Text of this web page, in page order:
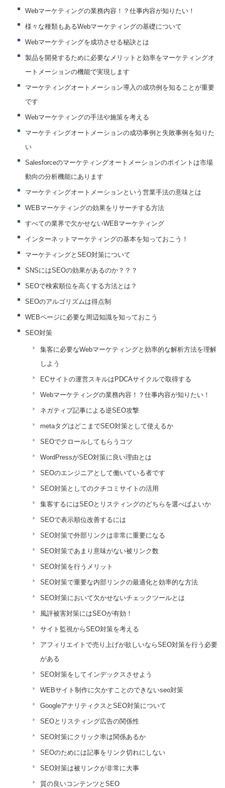
Webマーケティングの業務内容！？仕事内容が知りたい！
様々な種類もあるWebマーケティングの基礎について
Webマーケティングを成功させる秘訣とは
製品を開発するために必要なメリットと効率をマーケティングオ
ートメーションの機能で実現します
マーケティングオートメーション導入の成功例を知ることが重要
です
Webマーケティングの手法や施策を考える
マーケティングオートメーションの成功事例と失敗事例を知りた
い
Salesforceのマーケティングオートメーションのポイントは市場
動向の分析機能にあります
マーケティングオートメーションという営業手法の意味とは
WEBマーケティングの効果をリサーチする方法
すべての業界で欠かせないWEBマーケティング
インターネットマーケティングの基本を知っておこう！
マーケティングとSEO対策について
SNSにはSEOの効果があるのか？？？
SEOで検索順位を高くする方法とは？
SEOのアルゴリズムは得点制
WEBページに必要な周辺知識を知っておこう
SEO対策
集客に必要なWebマーケティングと効率的な解析方法を理解
しよう
ECサイトの運営スキルはPDCAサイクルで取得する
Webマーケティングの業務内容！？仕事内容が知りたい！
ネガティブ記事による逆SEO攻撃
metaタグはどこまでSEO対策として使えるか
SEOでクロールしてもらうコツ
WordPressがSEO対策に良い理由とは
SEOのエンジニアとして働いている者です
SEO対策としてのクチコミサイトの活用
集客するにはSEOとリスティングのどちらを選べばよいか
SEOで表示順位改善するには
SEO対策で外部リンクは非常に重要になる
SEO対策であまり意味がない被リンク数
SEO対策を行うメリット
SEO対策で重要な内部リンクの最適化と効率的な方法
SEO対策において欠かせないチェックツールとは
風評被害対策にはSEOが有効！
サイト監視からSEO対策を考える
アフィリエイトで売り上げが欲しいならSEO対策を行う必要
がある
SEO対策をしてインデックスさせよう
WEBサイト制作に欠かすことのできないseo対策
GoogleアナリティクスとSEO対策について
SEOとリスティング広告の関係性
SEO対策にクリック率は関係あるか
SEOのためには記事をリンク切れにしない
SEO対策は被リンクが非常に大事
質の良いコンテンツとSEO